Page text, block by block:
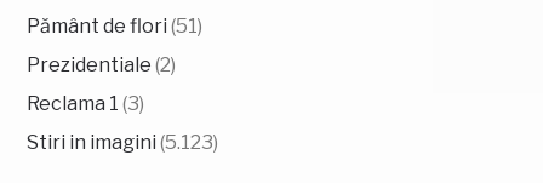
Pământ de flori (51)
Prezidentiale (2)
Reclama 1 (3)
Stiri in imagini (5.123)